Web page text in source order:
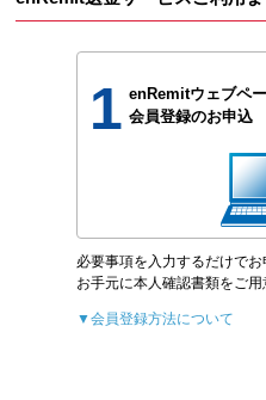
1 enRemitウェブペ
会員登録のお申込
必要事項を入力するだけでお
お手元に本人確認書類をご用
▼会員登録方法について